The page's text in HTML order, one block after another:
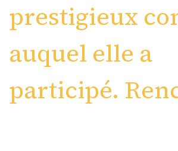
prestigieux
auquel elle a
participé.